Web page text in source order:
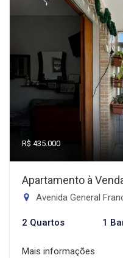
R$ 435.000
Apartamento à
Avenida General
2 Quartos 1
Mais informações